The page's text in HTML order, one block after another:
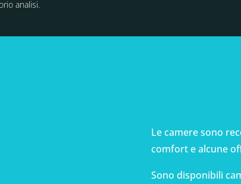
analisi.
Le camere sono
comfort e alcune
Sono disponibili